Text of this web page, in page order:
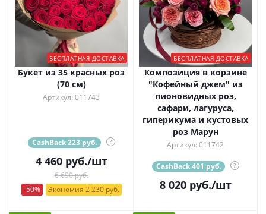
БЕСПЛАТНАЯ ДОСТАВКА
Букет из 35 красных роз
(70 см)
Артикул: 011743
CashBack 223 руб. ?
4 460руб./шт
6 690 руб.
-50%
Экономия 2 230 руб.
БЕСПЛАТНАЯ ДОСТАВКА
Композиция в корзине
"Кофейный джем" из
пионовидных роз,
сафари, лагуруса,
гиперикума и кустовых
роз Марун
Артикул: 011742
CashBack 401 руб. ?
8 020руб./шт